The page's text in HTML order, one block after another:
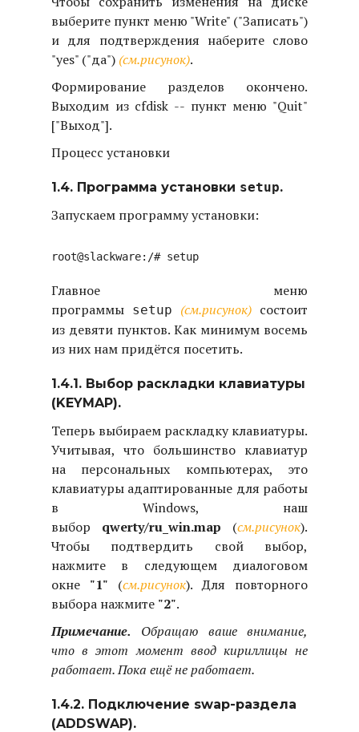
выберите пункт меню "Write" ("Записать")
и для подтверждения наберите слово
"yes" ("да") (см.рисунок).
Формирование разделов окончено.
Выходим из cfdisk -- пункт меню "Quit"
["Выход"].
Процесс установки
1.4. Программа установки setup.
Запускаем программу установки:
Главное меню
программы setup (см.рисунок) состоит
из девяти пунктов. Как минимум восемь
из них нам придётся посетить.
1.4.1. Выбор раскладки клавиатуры
(KEYMAP).
Теперь выбираем раскладку клавиатуры.
Учитывая, что большинство клавиатур
на персональных компьютерах, это
клавиатуры адаптированные для работы
в Windows, наш
выбор qwerty/ru_win.map (см.рисунок).
Чтобы подтвердить свой выбор,
нажмите в следующем диалоговом
окне "1" (см.рисунок). Для повторного
выбора нажмите "2".
Примечание. Обращаю ваше внимание,
что в этот момент ввод кириллицы не
работает. Пока ещё не работает.
1.4.2. Подключение swap-раздела
(ADDSWAP).